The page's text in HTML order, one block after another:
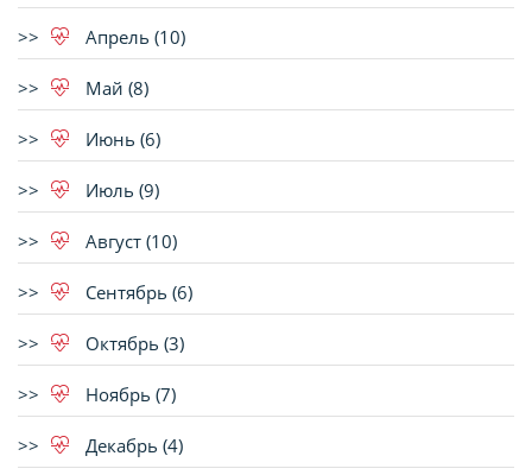
Апрель (10)
Май (8)
Июнь (6)
Июль (9)
Август (10)
Сентябрь (6)
Октябрь (3)
Ноябрь (7)
Декабрь (4)